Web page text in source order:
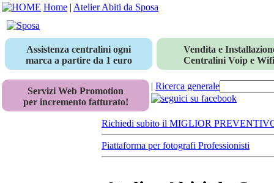
Home | Atelier Abiti da Sposa
Assistenza centralini ogni
marca a partire da 1 euro
Vendita e
Centralini Voip e
Servizi Web Promotion
per incremento fatturato!
| Ricerca generale
Richiedi subito il MIGLIOR
Piattaforma per fotografi Professionisti